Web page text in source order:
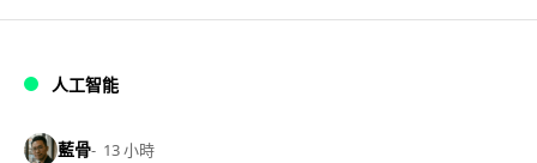
人工智能
藍骨 13 小時